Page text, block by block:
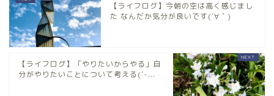
【ライフログ】今朝の空は高く感じまし
た なんだか気分が良いです(´∀｀)
【ライフログ】「やりたいからやる」自
分がやりたいことについて考える(´-...